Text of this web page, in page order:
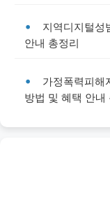
지역디지털성
안내 총정리
가정폭력피해
방법 및 혜택 안내